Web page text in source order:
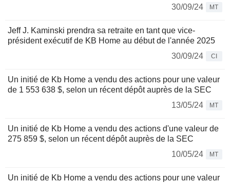
30/09/24 MT
Jeff J. Kaminski prendra sa retraite en tant que vice-
président exécutif de KB Home au début de l'année 2025
30/09/24
CI
Un initié de Kb Home a vendu des actions pour une valeur
de 1 553 638 $, selon un récent dépôt auprès de la SEC
13/05/24
MT
Un initié de Kb Home a vendu des actions d'une valeur de
275 859 $, selon un récent dépôt auprès de la SEC
10/05/24
MT
Un initié de Kb Home a vendu des actions pour une valeur